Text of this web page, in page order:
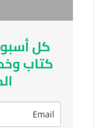
كل
كتاب